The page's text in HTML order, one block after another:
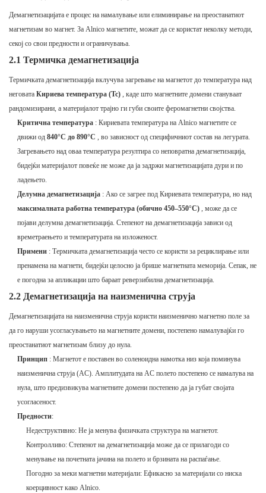
Демагнетизацијата е процес на намалување или елиминирање на преостанатиот
магнетизам во магнет. За Alnico магнетите, можат да се користат неколку методи,
секој со свои предности и ограничувања.
2.1 Термичка демагнетизација
Термичката демагнетизација вклучува загревање на магнетот до температура над
неговата Кириева температура (Tc) , каде што магнетните домени стануваат
рандомизирани, а материјалот трајно ги губи своите феромагнетни својства.
Критична температура : Кириевата температура на Alnico магнетите се
движи од840°C до 890°C , во зависност од специфичниот состав на легурата.
Загревањето над оваа температура резултира со неповратна демагнетизација,
бидејќи материјалот повеќе не може да ја задржи магнетизацијата дури и по
ладењето.
Делумна демагнетизација : Ако се загрее под Кириевата температура, но над
максималната работна температура (обично 450–550°C) , може да се
појави делумна демагнетизација. Степенот на демагнетизација зависи од
времетраењето и температурата на изложеност.
Примени : Термичката демагнетизација често се користи за рециклирање или
пренамена на магнети, бидејќи целосно ја брише магнетната меморија. Сепак, не
е погодна за апликации што бараат реверзибилна демагнетизација.
2.2 Демагнетизација на наизменична струја
Демагнетизацијата на наизменична струја користи наизменично магнетно поле за
да го наруши усогласувањето на магнетните домени, постепено намалувајќи го
преостанатиот магнетизам близу до нула.
Принцип : Магнетот е поставен во соленоидна намотка низ која поминува
наизменична струја (AC). Амплитудата на AC полето постепено се намалува на
нула, што предизвикува магнетните домени постепено да ја губат својата
усогласеност.
Предности:
Недеструктивно: Не ја менува физичката структура на магнетот.
Контролливо: Степенот на демагнетизација може да се прилагоди со
менување на почетната јачина на полето и брзината на распаѓање.
Погодно за меки магнетни материјали: Ефикасно за материјали со ниска
коерцивност како Alnico.